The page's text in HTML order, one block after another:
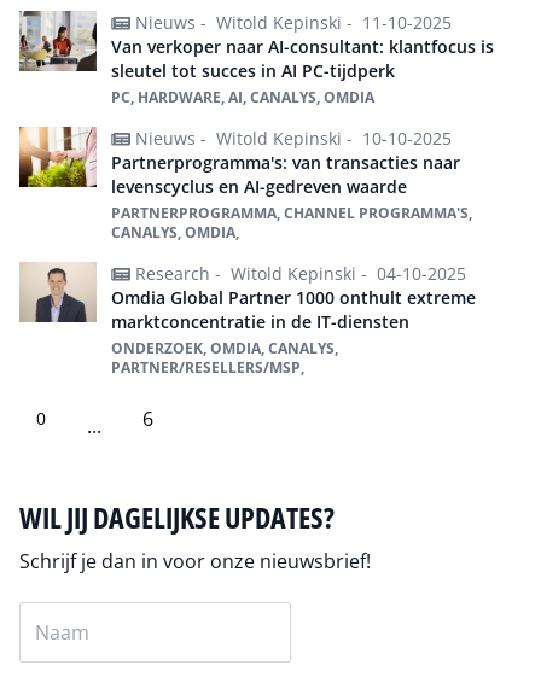
Nieuws - Witold Kepinski - 11-10-2025
Van verkoper naar AI-consultant: klantfocus is
sleutel tot succes in AI PC-tijdperk
PC, HARDWARE, AI, CANALYS, OMDIA
Nieuws - Witold Kepinski - 10-10-2025
Partnerprogramma's: van transacties naar
levenscyclus en AI-gedreven waarde
PARTNERPROGRAMMA, CHANNEL PROGRAMMA'S,
CANALYS, OMDIA,
Research - Witold Kepinski - 04-10-2025
Omdia Global Partner 1000 onthult extreme
marktconcentratie in de IT-diensten
ONDERZOEK, OMDIA, CANALYS,
PARTNER/RESELLERS/MSP,
0 ... 6
WIL JIJ DAGELIJKSE UPDATES?
Schrijf je dan in voor onze nieuwsbrief!